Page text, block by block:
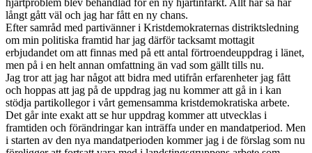
hjärtproblem blev behandlad för en ny hjärtinfarkt. Allt har så här
långt gått väl och jag har fått en ny chans.
Efter samråd med partivänner i Kristdemokraternas distriktsledning
om min politiska framtid har jag därför tacksamt mottagit
erbjudandet om att finnas med på ett antal förtroendeuppdrag i länet,
men på i en helt annan omfattning än vad som gällt tills nu.
Jag tror att jag har något att bidra med utifrån erfarenheter jag fått
och hoppas att jag på de uppdrag jag nu kommer att gå in i kan
stödja partikollegor i vårt gemensamma kristdemokratiska arbete.
Det går inte exakt att se hur uppdrag kommer att utvecklas i
framtiden och förändringar kan inträffa under en mandatperiod. Men
i starten av den nya mandatperioden kommer jag i de förslag som nu